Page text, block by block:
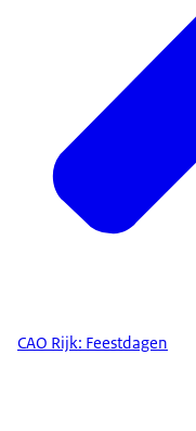
CAO Rijk: Feestdagen